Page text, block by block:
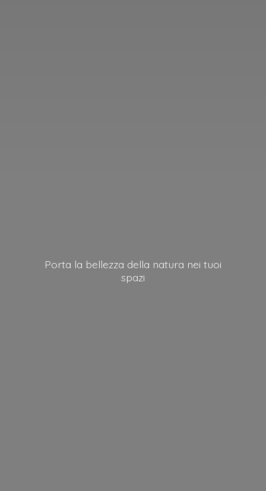
Porta la bellezza della natura nei tuoi
spazi